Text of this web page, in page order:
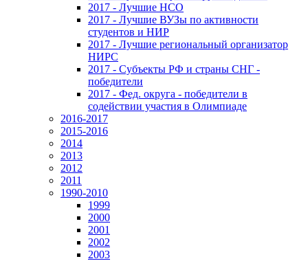
2017 - Лучшие НСО
2017 - Лучшие ВУЗы по активности
студентов и НИР
2017 - Лучшие региональный организатор
НИРС
2017 - Субъекты РФ и страны СНГ -
победители
2017 - Фед. округа - победители в
содействии участия в Олимпиаде
2016-2017
2015-2016
2014
2013
2012
2011
1990-2010
1999
2000
2001
2002
2003